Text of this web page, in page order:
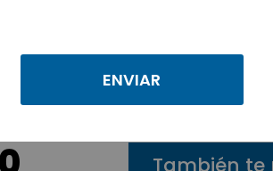
y tecnológicos.
También te